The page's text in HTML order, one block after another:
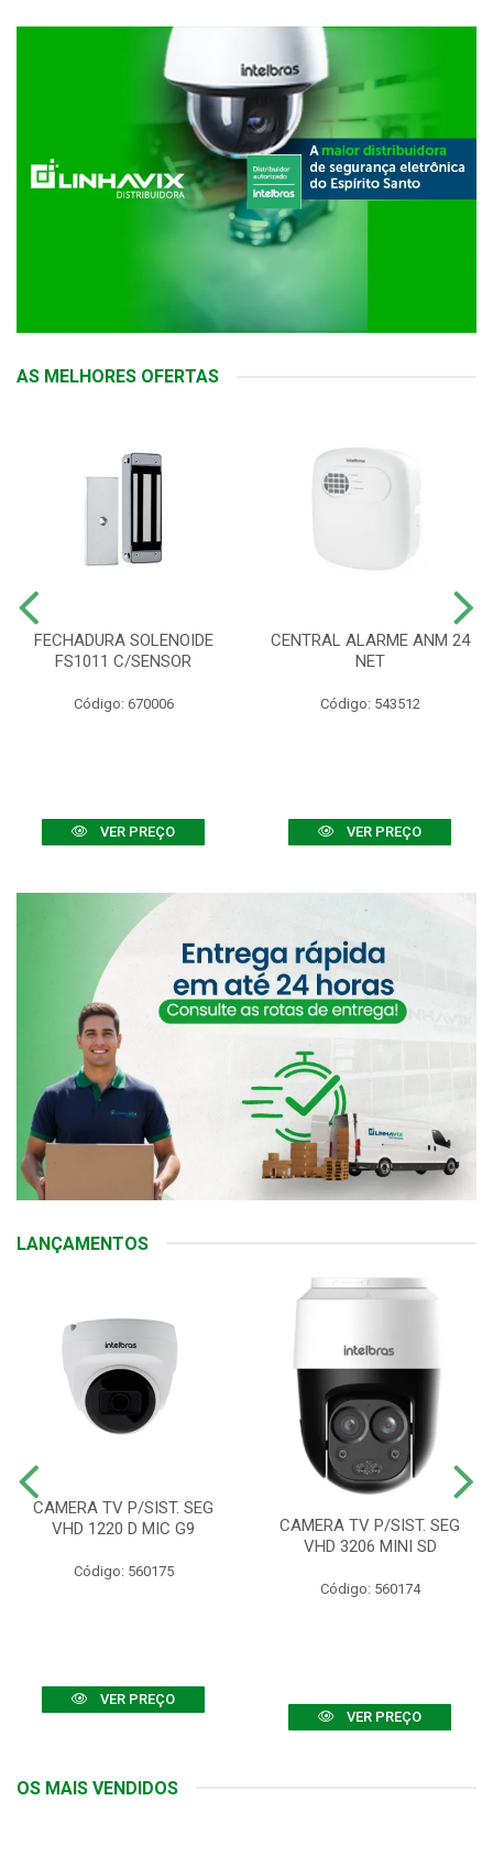
AS MELHORES OFERTAS
FECHADURA SOLENOIDE
FS1011 C/SENSOR
Código: 670006
VER PREÇO
CENTRAL ALARME ANM 24
NET
Código: 543512
VER PREÇO
LANÇAMENTOS
CAMERA TV P/SIST. SEG
VHD 1220 D MIC G9
Código: 560175
VER PREÇO
CAMERA TV P/SIST. SEG
VHD 3206 MINI SD
Código: 560174
VER PREÇO
OS MAIS VENDIDOS